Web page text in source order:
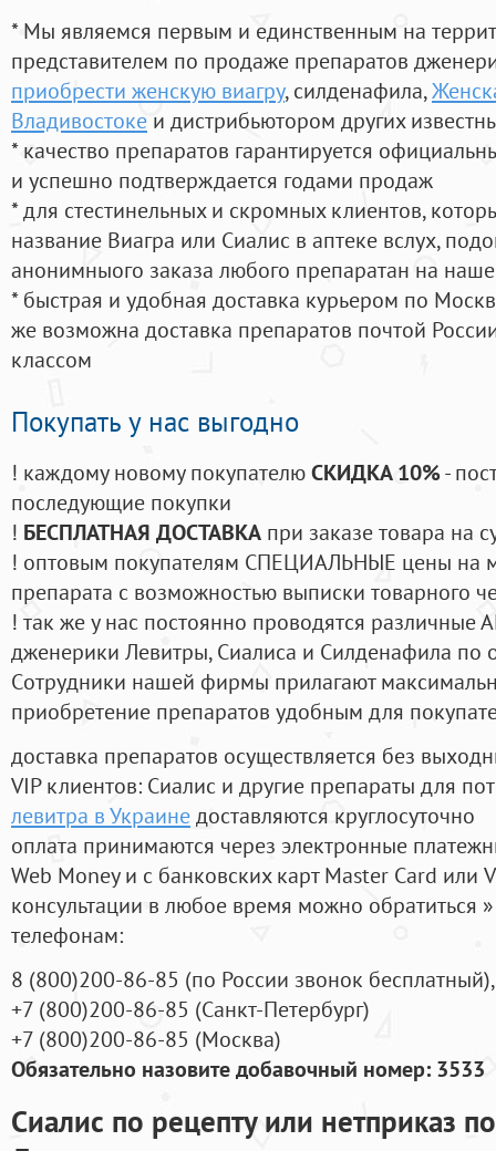
* Мы являемся первым и единственным на
представителем по продаже препаратов
приобрести женскую виагру, силденафила,
Владивостоке и дистрибьютором других
* качество препаратов гарантируется
и успешно подтверждается годами продаж
* для стестинельных и скромных клиентов,
название Виагра или Сиалис в аптеке вслух,
анонимныого заказа любого препаратан на
* быстрая и удобная доставка курьером по
же возможна доставка препаратов почтой
классом
Покупать у нас выгодно
! каждому новому покупателюСКИДКА 10%-
последующие покупки
! БЕСПЛАТНАЯ ДОСТАВКА при заказе товара на
! оптовым покупателям СПЕЦИАЛЬНЫЕ цены на
препарата с возможностью выписки товарного
! так же у нас постоянно проводятся
дженерики Левитры, Сиалиса и Силденафила по
Cотрудники нашей фирмы прилагают
приобретение препаратов удобным для
доставка препаратов осуществляется без
VIP клиентов: Сиалис и другие препараты для
левитра в Украинедоставляются круглосуточно
оплата принимаются через электронные
Web Money и с банковских карт Master Card или
консультации в любое время можно обратиться
телефонам:
8 (800)200-86-85 (по России звонок бесплатный),
+7 (800)200-86-85 (Санкт-Петербург)
+7 (800)200-86-85 (Москва)
Обязательно назовите добавочный номер: 3533
Сиалис по рецепту или нетприказ